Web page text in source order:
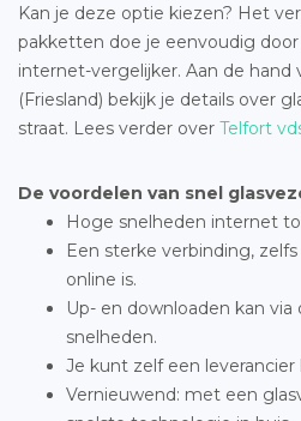
Kan je deze optie kiezen? Het
pakketten doe je eenvoudig
internet-vergelijker. Aan de
(Friesland) bekijk je details over
straat. Lees verder over Telfort
De voordelen van snel
Hoge snelheden internet
Een sterke verbinding,
online is.
Up- en downloaden kan
snelheden.
Je kunt zelf een leverancier
Vernieuwend: met een